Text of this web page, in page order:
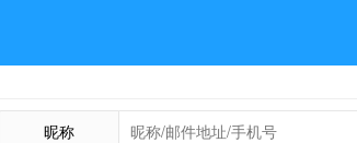
昵称